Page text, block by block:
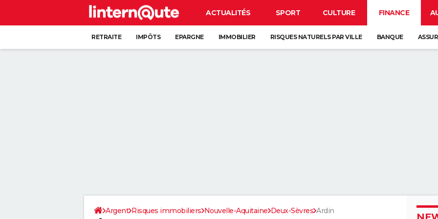
ACTUALITÉS SPORT CULTURE FINANCE
RETRAITE IMPÔTS EPARGNE IMMOBILIER RISQUES NATURELS PAR VILLE BANQUE
Argent Risques immobiliers Nouvelle-Aquitaine Deux-Sèvres Ardin